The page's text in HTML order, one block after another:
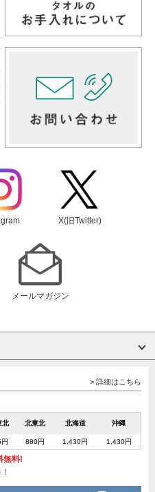
X(旧Twitter)
メールマガジン
> 詳細はこちら
北 北東北 北海道 沖縄
880円 1,430円 1,430円
無料!